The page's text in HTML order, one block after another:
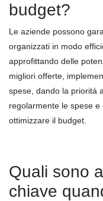
budget?
Le aziende possono
organizzati in modo
approfittando delle
migliori offerte,
spese, dando la priorità
regolarmente le spese
ottimizzare il budget.
Quali sono
chiave